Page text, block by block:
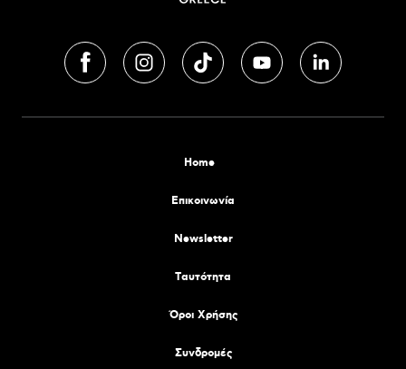
Home
Επικοινωνία
Newsletter
Tαυτότητα
Όροι Χρήσης
Συνδρομές